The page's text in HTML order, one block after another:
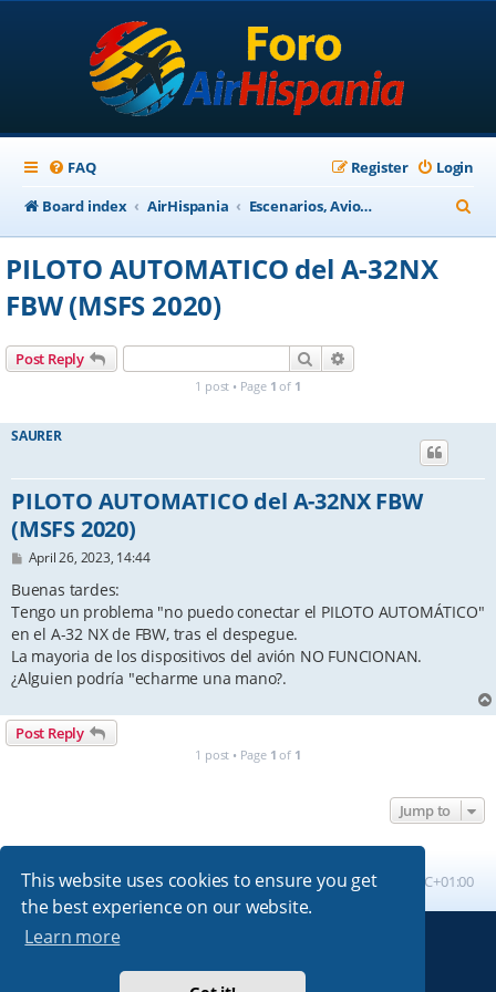
This website uses cookies to ensure you get
the best experience on our website.
Learn more
FAQ Login
Register
Board index
AirHispania Escenarios, Aviones, Paneles
e
PILOTO AUTOMATICO del A-32NX
FBW (MSFS 2020)
Post Reply Search
1 post • Page 1 of 1
SAURER
PILOTO AUTOMATICO del A-32NX FBW
(MSFS 2020)
P
s
April 26, 2023, 14:44
Buenas tardes:
Tengo un problema "no puedo conectar el PILOTO AUTOMÁTICO"
en el A-32 NX de FBW, tras el despegue.
La mayoria de los dispositivos del avión NO FUNCIONAN.
¿Alguien podría "echarme una mano?.
Post Reply
1 post • Page 1 of 1
Jump to
Board index All times are UTC+01:00
Absolution style by
Premium phpBB Styles